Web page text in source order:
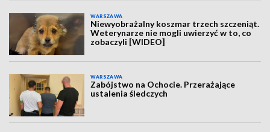
WARSZAWA
Niewyobrażalny koszmar trzech szczeniąt.
Weterynarze nie mogli uwierzyć w to, co
zobaczyli [WIDEO]
WARSZAWA
Zabójstwo na Ochocie. Przerażające
ustalenia śledczych